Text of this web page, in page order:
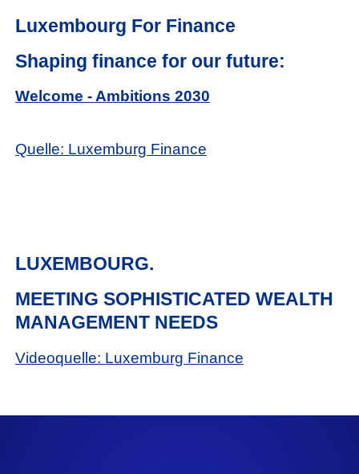
Luxembourg For Finance
Shaping finance for our future:
Welcome - Ambitions 2030
Quelle: Luxemburg Finance
LUXEMBOURG.
MEETING SOPHISTICATED WEALTH
MANAGEMENT NEEDS
Videoquelle: Luxemburg Finance